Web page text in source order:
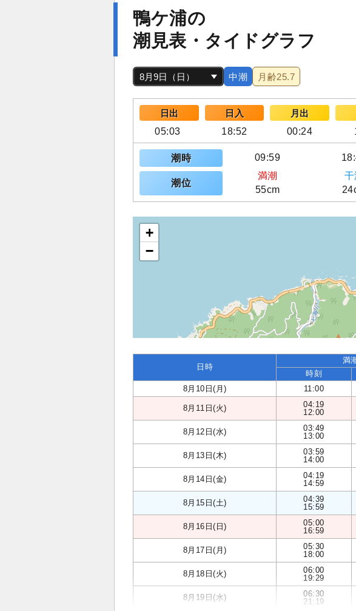
鴨ケ浦の
潮見表・タイドグラフ
中潮 月齢25.7
日出 日入 月出
05:03
18:52 00:24
潮時 09:59
潮位
満潮
干
55cm
+
−
日時
満
時刻
8月10日(月)
11:00
8月11日(火)
04:19
12:00
8月12日(水)
03:49
13:00
8月13日(木)
03:59
14:00
8月14日(金)
04:19
14:59
8月15日(土)
04:39
15:59
8月16日(日)
05:00
16:59
8月17日(月)
05:30
18:00
8月18日(火)
06:00
19:29
8月19日(水)
06:30
21:19